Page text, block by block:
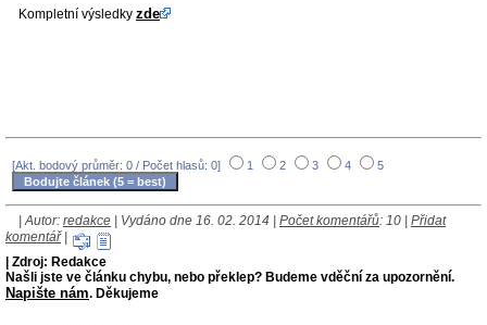
Kompletní výsledky zde
[Akt. bodový průměr: 0 / Počet hlasů: 0] 1 2 3 4 5
| Autor: redakce | Vydáno dne 16. 02. 2014 | Počet komentářů: 10 | Přidat
komentář|
| Zdroj: Redakce
Našli jste ve článku chybu, nebo překlep? Budeme vděční za upozornění.
Napište nám. Děkujeme